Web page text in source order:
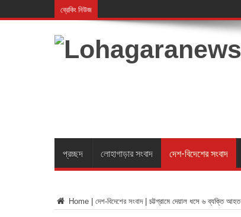
ব্রেকিং নিউজ
প্রচ্ছদ লোহাগাড়ার সংবাদ দেশ-বিদেশের সংবাদ
Home দেশ-বিদেশের সংবাদ চট্টগ্রামে দেয়াল ধসে ৬ ব্যক্তি আহত